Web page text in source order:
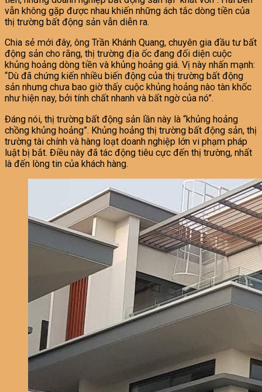
vẫn không gặp được nhau khiến những ách tắc dòng tiền của
thị trường bất động sản vẫn diễn ra.
Chia sẻ mới đây, ông Trần Khánh Quang, chuyên gia đầu tư bất
động sản cho rằng, thị trường địa ốc đang đối diện cuộc
khủng hoảng dòng tiền và khủng hoảng giá. Vị này nhấn mạnh:
“Dù đã chứng kiến nhiều biến động của thị trường bất động
sản nhưng chưa bao giờ thấy cuộc khủng hoảng nào tàn khốc
như hiện nay, bởi tính chất nhanh và bất ngờ của nó”.
Đáng nói, thị trường bất động sản lần này là “khủng hoảng
chồng khủng hoảng”. Khủng hoảng thị trường bất động sản, thị
trường tài chính và hàng loạt doanh nghiệp lớn vi phạm pháp
luật bị bắt. Điều này đã tác động tiêu cực đến thị trường, nhất
là đến lòng tin của khách hàng.